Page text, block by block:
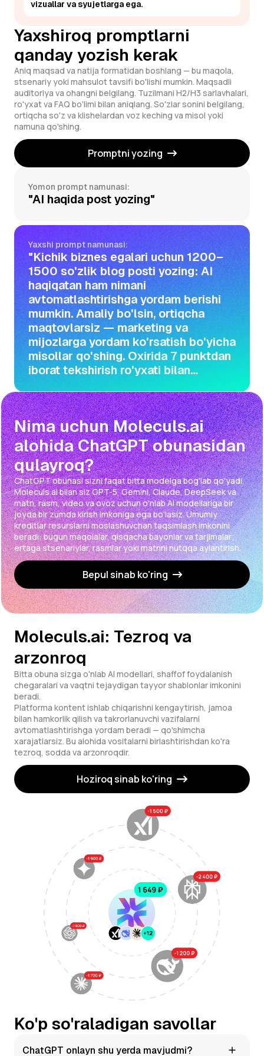
vizuallar va syujetlarga ega.
Yaxshiroq promptlarni
qanday yozish kerak
Aniq maqsad va natija formatidan boshlang — bu maqola,
stsenariy yoki mahsulot tavsifi bo'lishi mumkin. Maqsadli
auditoriya va ohangni belgilang. Tuzilmani H2/H3 sarlavhalari,
ro'yxat va FAQ bo'limi bilan aniqlang. So'zlar sonini belgilang,
ortiqcha so'z va klishelardan voz keching va misol yoki
namuna qo'shing.
Promptni yozing
Yomon prompt namunasi:
"AI haqida post yozing"
Yaxshi prompt namunasi:
"Kichik biznes egalari uchun 1200–
1500 so'zlik blog posti yozing: AI
haqiqatan ham nimani
avtomatlashtirishga yordam berishi
mumkin. Amaliy bo'lsin, ortiqcha
maqtovlarsiz — marketing va
mijozlarga yordam ko'rsatish bo'yicha
misollar qo'shing. Oxirida 7 punktdan
iborat tekshirish ro'yxati bilan
Nima uchun Moleculs.ai
alohida ChatGPT obunasidan
qulayroq?
ChatGPT obunasi sizni faqat bitta modelga bog'lab qo'yadi.
Moleculs.ai bilan siz GPT-5, Gemini, Claude, DeepSeek va
matn, rasm, video va ovoz uchun o'nlab AI modellariga bir
joyda bir zumda kirish imkoniga ega bo'lasiz. Umumiy
kreditlar resurslarni moslashuvchan taqsimlash imkonini
beradi: bugun maqolalar, qisqacha bayonlar va tarjimalar;
ertaga stsenariylar, rasmlar yoki matnni nutqqa aylantirish.
Bepul sinab ko'ring
Moleculs.ai: Tezroq va
arzonroq
Bitta obuna sizga o'nlab AI modellari, shaffof foydalanish
chegaralari va vaqtni tejaydigan tayyor shablonlar imkonini
beradi.
Platforma kontent ishlab chiqarishni kengaytirish, jamoa
bilan hamkorlik qilish va takrorlanuvchi vazifalarni
avtomatlashtirishga yordam beradi — qo'shimcha
xarajatlarsiz. Bu alohida vositalarni birlashtirishdan ko'ra
tezroq, sodda va arzonroqdir.
Hoziroq sinab ko'ring
Ko'p so'raladigan savollar
ChatGPT onlayn shu yerda mavjudmi?